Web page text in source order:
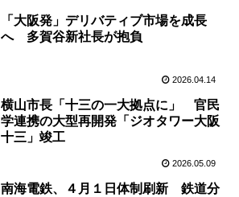
「大阪発」デリバティブ市場を成長
へ 多賀谷新社長が抱負
2026.04.14
横山市長「十三の一大拠点に」 官民
学連携の大型再開発「ジオタワー大阪
十三」竣工
2026.05.09
南海電鉄、４月１日体制刷新 鉄道分